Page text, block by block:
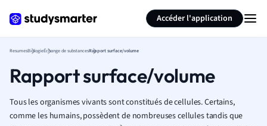
Accéder l'application
ResumesBiologieÉchange de substancesRapport surface/volume
Rapport surface/volume
Tous les organismes vivants sont constitués de cellules. Certains,
comme les humains, possèdent de nombreuses cellules tandis que
Résumer la page